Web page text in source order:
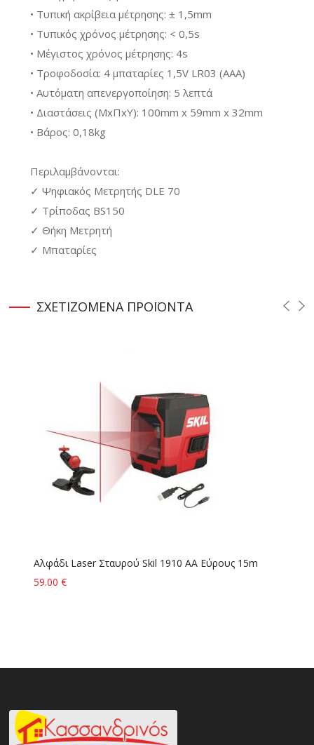
• Τυπική ακρίβεια μέτρησης: ± 1,5mm
• Τυπικός χρόνος μέτρησης: < 0,5s
• Μέγιστος χρόνος μέτρησης: 4s
• Τροφοδοσία: 4 μπαταρίες 1,5V LR03 (AAA)
• Αυτόματη απενεργοποίηση: 5 λεπτά
• Διαστάσεις (ΜxΠxΥ): 100mm x 59mm x 32mm
• Βάρος: 0,18kg
Περιλαμβάνονται:
✓ Ψηφιακός Μετρητής DLE 70
✓ Τρίποδας BS150
✓ Θήκη Μετρητή
✓ Μπαταρίες
ΣΧΕΤΙΖΟΜΕΝΑ ΠΡΟΪΟΝΤΑ
Αλφάδι Laser Σταυρού Skil 1910 AA Εύρους 15m
59.00 €